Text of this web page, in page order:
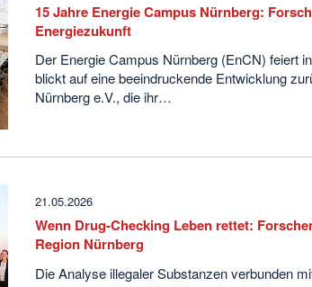
15 Jahre Energie Campus Nürnberg:
Energiezukunft
Der Energie Campus Nürnberg (EnCN) feiert
blickt auf eine beeindruckende Entwicklung
Nürnberg e.V., die ihr…
21.05.2026
Wenn Drug-Checking Leben rettet:
Region Nürnberg
Die Analyse illegaler Substanzen verbunden